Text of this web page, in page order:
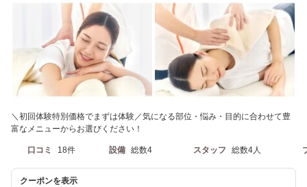
＼初回体験特別価格でまずは体験／気になる部位・悩み・目的に合わせて豊
富なメニューからお選びください！
口コミ 18件 設備 総数4 スタッフ 総数4人
クーポンを表示